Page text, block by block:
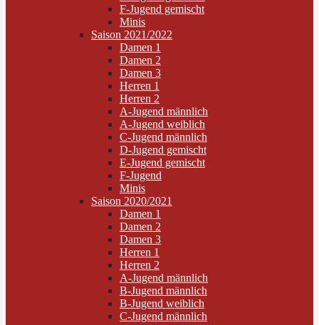
F-Jugend gemischt
Minis
Saison 2021/2022
Damen 1
Damen 2
Damen 3
Herren 1
Herren 2
A-Jugend männlich
A-Jugend weiblich
C-Jugend männlich
D-Jugend gemischt
E-Jugend gemischt
F-Jugend
Minis
Saison 2020/2021
Damen 1
Damen 2
Damen 3
Herren 1
Herren 2
A-Jugend männlich
B-Jugend männlich
B-Jugend weiblich
C-Jugend männlich